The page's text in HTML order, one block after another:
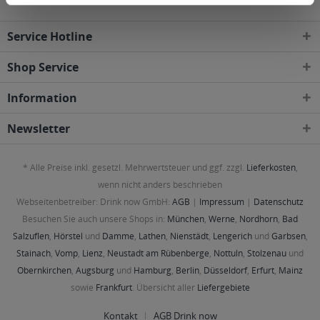
Service Hotline
Shop Service
Information
Newsletter
* Alle Preise inkl. gesetzl. Mehrwertsteuer und ggf. zzgl. Lieferkosten,
wenn nicht anders beschrieben
Webseitenbetreiber: Drink now GmbH: AGB | Impressum | Datenschutz
Besuchen Sie auch unsere Shops in: München, Werne, Nordhorn, Bad
Salzuflen, Hörstel und Damme, Lathen, Nienstädt, Lengerichund Garbsen,
Stainach, Vomp, Lienz, Neustadt am Rübenberge, Nottuln, Stolzenau und
Obernkirchen, Augsburg und Hamburg, Berlin, Düsseldorf, Erfurt, Mainz
sowie Frankfurt. Übersicht aller Liefergebiete
Kontakt AGB Drink now